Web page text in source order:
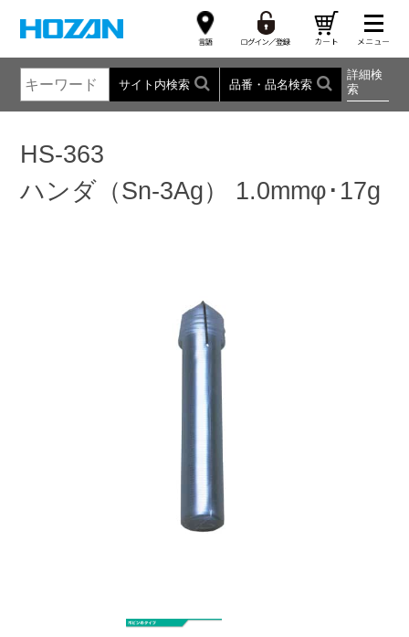
サイト内検索 品番・品名検索
詳細検
索
HS-363
ハンダ（Sn-3Ag） 1.0mmφ･17g